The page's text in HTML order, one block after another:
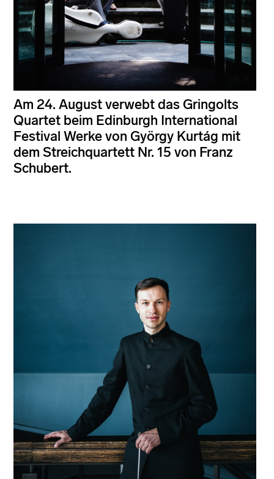
Am 24. August verwebt das Gringolts
Quartet beim Edinburgh International
Festival Werke von György Kurtág mit
dem Streichquartett Nr. 15 von Franz
Schubert.